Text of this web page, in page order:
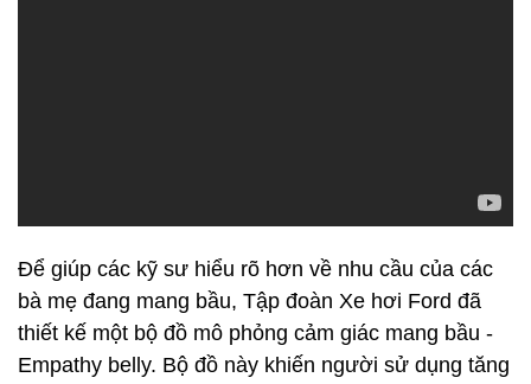
Để giúp các kỹ sư hiểu rõ hơn về nhu cầu của các
bà mẹ đang mang bầu, Tập đoàn Xe hơi Ford đã
thiết kế một bộ đồ mô phỏng cảm giác mang bầu -
Empathy belly. Bộ đồ này khiến người sử dụng tăng